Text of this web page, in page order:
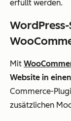
erfüllt werden.
Mit
Website in
Commerce-
zusätzlichen